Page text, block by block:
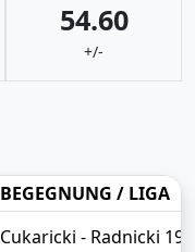
54.60
+/-
BEGEGNUNG / LIGA
Cukaricki - Radnicki